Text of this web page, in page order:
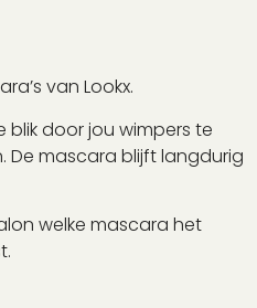
van Lookx.
blik door jou wimpers te
De mascara blijft langdurig
welke mascara het